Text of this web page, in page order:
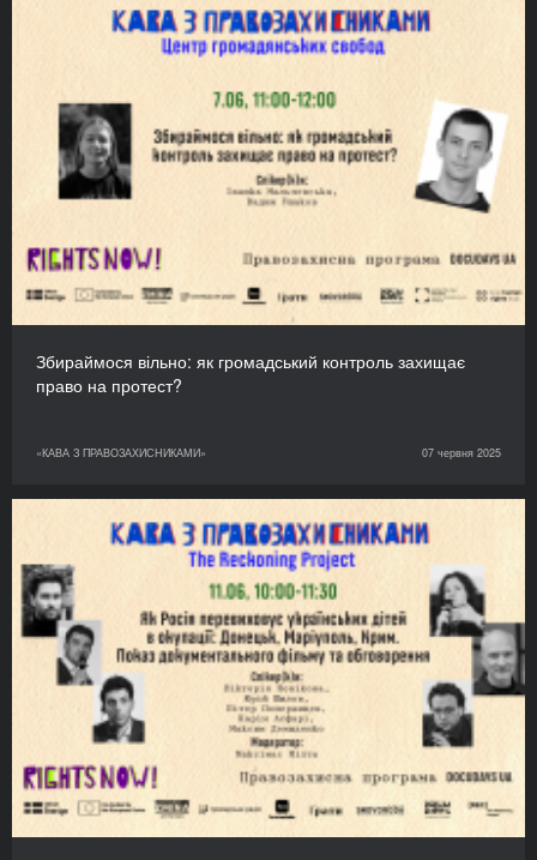
Збираймося вільно: як громадський контроль захищає
право на протест?
«КАВА З ПРАВОЗАХИСНИКАМИ» 07 червня 2025